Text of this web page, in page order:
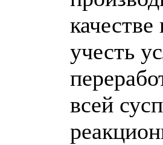
учесть
всей